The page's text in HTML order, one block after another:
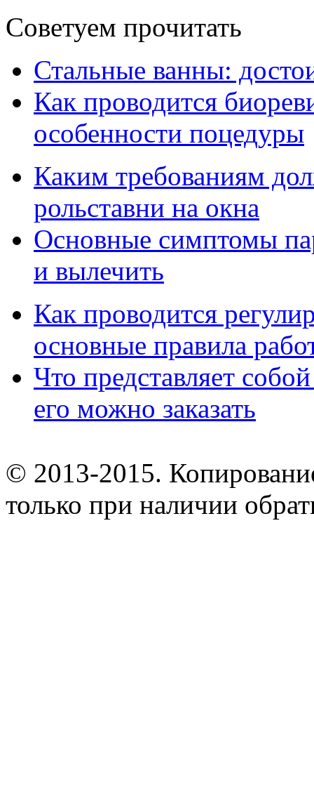
Советуем прочитать
Стальные ванны:
Как проводится
особенности поцедуры
Каким требованиям
рольставни на окна
Основные симптомы
и вылечить
Как проводится
основные правила
Что представляет
его можно заказать
© 2013-2015.
только при наличии